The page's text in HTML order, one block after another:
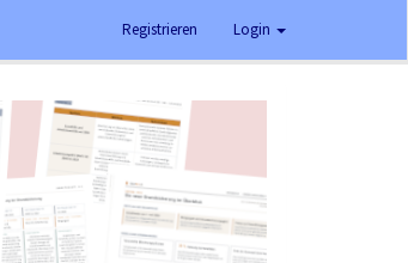
Registrieren Login